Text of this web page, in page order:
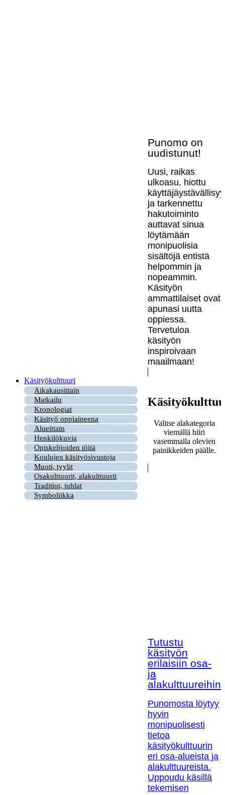
Punomo on
uudistunut!
Uusi, raikas
ulkoasu, hiottu
ja tarkennettu
hakutoiminto
auttavat sinua
löytämään
monipuolisia
sisältöjä entistä
helpommin ja
nopeammin.
Käsityön
ammattilaiset ovat
apunasi uutta
oppiessa.
Tervetuloa
käsityön
inspiroivaan
maailmaan!
Käsityökulttuuri
Aikakausittain
Matkailu
Kronologiat
Käsityö oppiaineena
Alueittain
Henkilökuvia
Opiskelijoiden töitä
Koulujen käsityösivustoja
Muoti, tyylit
Osakulttuurit, alakulttuurit
Traditiot, juhlat
Symboliikka
Valitse alakategoria
viemällä hiiri
vasemmalla olevien
painikkeiden päälle.
Tutustu
käsityön
erilaisiin osa-
ja
alakulttuureihin!
Punomosta löytyy
hyvin
monipuolisesti
tietoa
käsityökulttuurin
eri osa-alueista ja
alakulttuureista.
Uppoudu käsillä
tekemisen